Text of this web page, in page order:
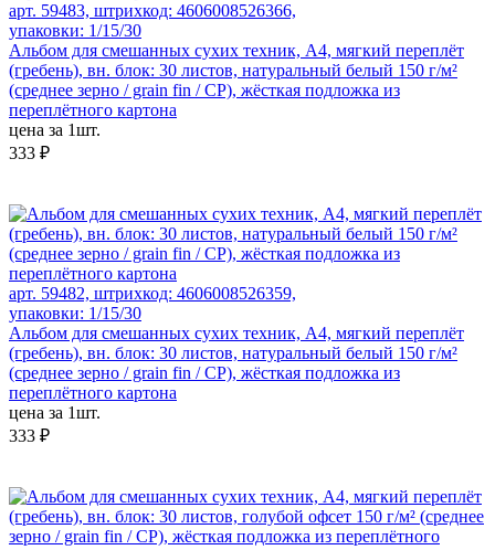
арт. 59483, штрихкод: 4606008526366,
упаковки: 1/15/30
Альбом для смешанных сухих техник, А4, мягкий переплёт
(гребень), вн. блок: 30 листов, натуральный белый 150 г/м²
(среднее зерно / grain fin / CP), жёсткая подложка из
переплётного картона
цена за 1шт.
333 ₽
арт. 59482, штрихкод: 4606008526359,
упаковки: 1/15/30
Альбом для смешанных сухих техник, А4, мягкий переплёт
(гребень), вн. блок: 30 листов, натуральный белый 150 г/м²
(среднее зерно / grain fin / CP), жёсткая подложка из
переплётного картона
цена за 1шт.
333 ₽